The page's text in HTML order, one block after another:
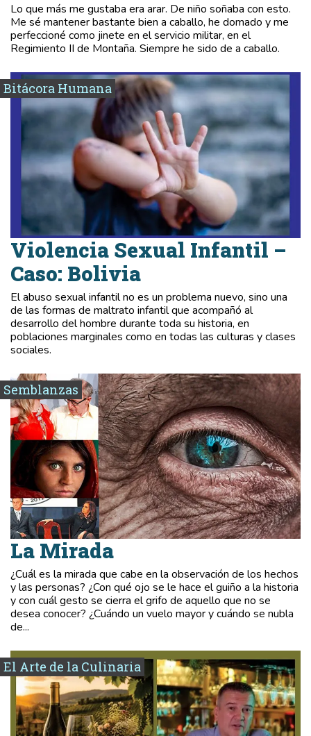
Lo que más me gustaba era arar. De niño soñaba con esto.
Me sé mantener bastante bien a caballo, he domado y me
perfeccioné como jinete en el servicio militar, en el
Regimiento II de Montaña. Siempre he sido de a caballo.
Bitácora Humana
Violencia Sexual Infantil –
Caso: Bolivia
El abuso sexual infantil no es un problema nuevo, sino una
de las formas de maltrato infantil que acompañó al
desarrollo del hombre durante toda su historia, en
poblaciones marginales como en todas las culturas y clases
sociales.
Semblanzas
La Mirada
¿Cuál es la mirada que cabe en la observación de los hechos
y las personas? ¿Con qué ojo se le hace el guiño a la historia
y con cuál gesto se cierra el grifo de aquello que no se
desea conocer? ¿Cuándo un vuelo mayor y cuándo se nubla
de...
El Arte de la Culinaria